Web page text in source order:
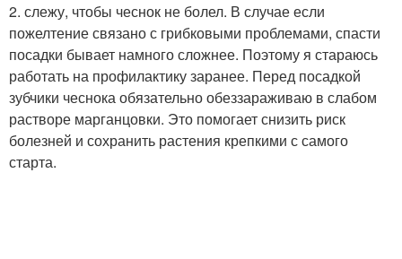
2. слежу, чтобы чеснок не болел. В случае если
пожелтение связано с грибковыми проблемами, спасти
посадки бывает намного сложнее. Поэтому я стараюсь
работать на профилактику заранее. Перед посадкой
зубчики чеснока обязательно обеззараживаю в слабом
растворе марганцовки. Это помогает снизить риск
болезней и сохранить растения крепкими с самого
старта.